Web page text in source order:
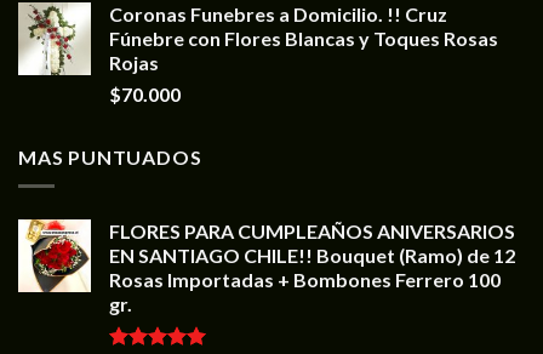
Coronas Funebres a Domicilio. !! Cruz
Fúnebre con Flores Blancas y Toques Rosas
Rojas
$70.000
MAS PUNTUADOS
FLORES PARA CUMPLEAÑOS ANIVERSARIOS
EN SANTIAGO CHILE!! Bouquet (Ramo) de 12
Rosas Importadas + Bombones Ferrero 100
gr.